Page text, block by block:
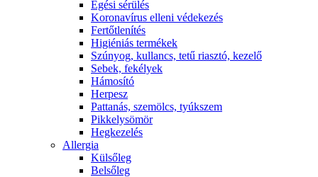
É́gési sérülés
Koronavírus elleni védekezés
Fertőtlenítés
Higiéniás termékek
Szúnyog, kullancs, tetű riasztó, kezelő
Sebek, fekélyek
Hámosító
Herpesz
Pattanás, szemölcs, tyúkszem
Pikkelysömör
Hegkezelés
Allergia
Külsőleg
Belsőleg